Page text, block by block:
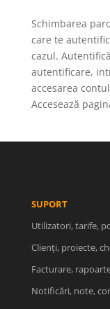
Schimbarea
care te
cazul.
autentificare,
accesarea
Accesează
SUPORT
Utilizatori, tarife,
Clienți, proiecte,
Facturare,
Notificări, note,